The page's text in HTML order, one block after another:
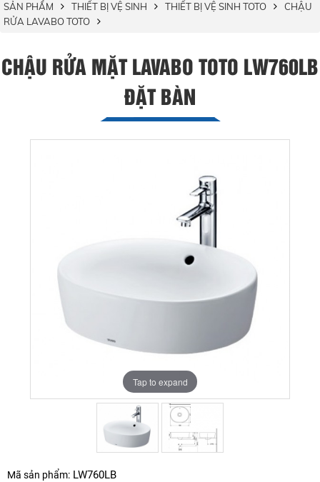
SẢN PHẨM THIẾT BỊ VỆ SINH THIẾT BỊ VỆ SINH TOTO
CHẬU
RỬA LAVABO TOTO
CHẬU RỬA MẶT LAVABO TOTO LW760LB
ĐẶT BÀN
Tap to expand
Tap to expand
Mã sản phẩm: LW760LB